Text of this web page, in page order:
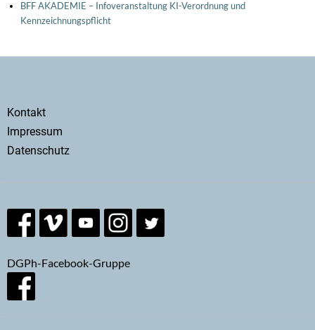
BFF AKADEMIE – Infoveranstaltung KI-Verordnung und
Kennzeichnungspflicht
Secondary
menu
Kontakt
Impressum
Datenschutz
DGPh-Facebook-Gruppe